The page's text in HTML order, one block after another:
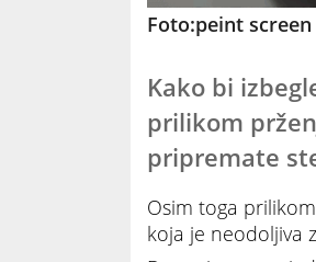
Foto:peint screen
Kako bi
prilikom
pripremate
Osim toga
koja je neodoljiva